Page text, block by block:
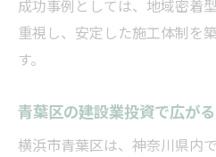
成功事例としては、地域密着
重視し、安定した施工体制を
す。
青葉区の建設業投資で広が
横浜市青葉区は、神奈川県内